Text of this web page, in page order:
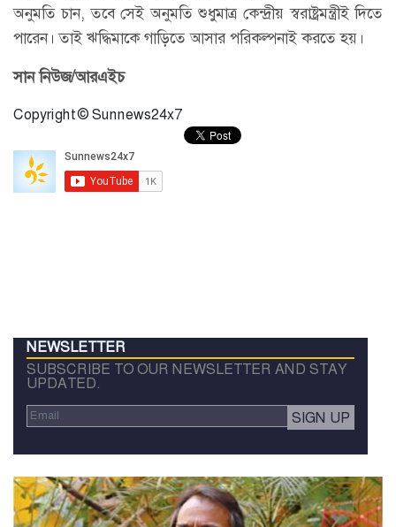
অনুমতি চান, তবে সেই অনুমতি শুধুমাত্র কেন্দ্রীয় স্বরাষ্ট্রমন্ত্রীই দিতে
পারেন। তাই ঋদ্ধিমাকে গাড়িতে আসার পরিকল্পনাই করতে হয়।
সান নিউজ/আরএইচ
Copyright © Sunnews24x7
NEWSLETTER
SUBSCRIBE TO OUR NEWSLETTER AND STAY
UPDATED.